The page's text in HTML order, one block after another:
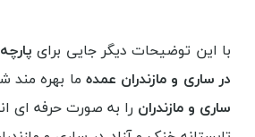
با این توضیحات دیگر جایی برای
در ساری و مازندران عمده ما بهره مند
ساری و مازندران را به صورت حرفه ای